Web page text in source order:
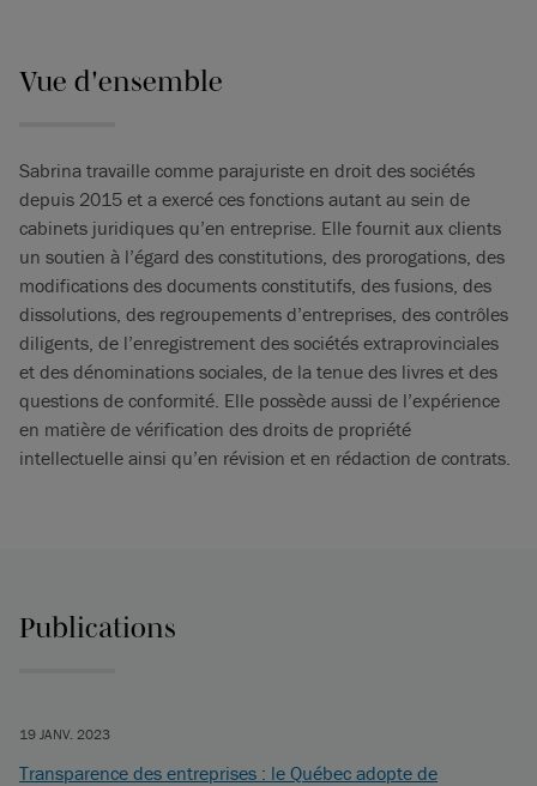
Vue d'ensemble
Sabrina travaille comme parajuriste en droit des sociétés
depuis 2015 et a exercé ces fonctions autant au sein de
cabinets juridiques qu’en entreprise. Elle fournit aux clients
un soutien à l’égard des constitutions, des prorogations, des
modifications des documents constitutifs, des fusions, des
dissolutions, des regroupements d’entreprises, des contrôles
diligents, de l’enregistrement des sociétés extraprovinciales
et des dénominations sociales, de la tenue des livres et des
questions de conformité. Elle possède aussi de l’expérience
en matière de vérification des droits de propriété
intellectuelle ainsi qu’en révision et en rédaction de contrats.
Publications
19 JANV. 2023
Transparence des entreprises : le Québec adopte de